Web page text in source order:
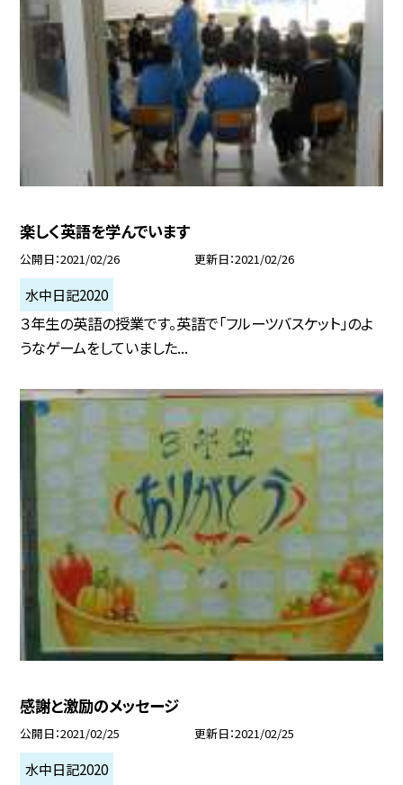
楽しく英語を学んでいます
公開日 2021/02/26 更新日 2021/02/26
水中日記2020
３年生の英語の授業です。英語で「フルーツバスケット」のよ
うなゲームをしていました...
感謝と激励のメッセージ
公開日 2021/02/25 更新日 2021/02/25
水中日記2020